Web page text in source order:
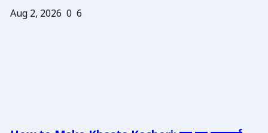
Aug 2, 2026 0 6